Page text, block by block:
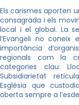
Els carismes aporten
consagrada i els
local i el global. La
l’Evangeli no coneix
importància
regionals com la
categories clau:
Subsidiarietat
Església que
oberta sempre a